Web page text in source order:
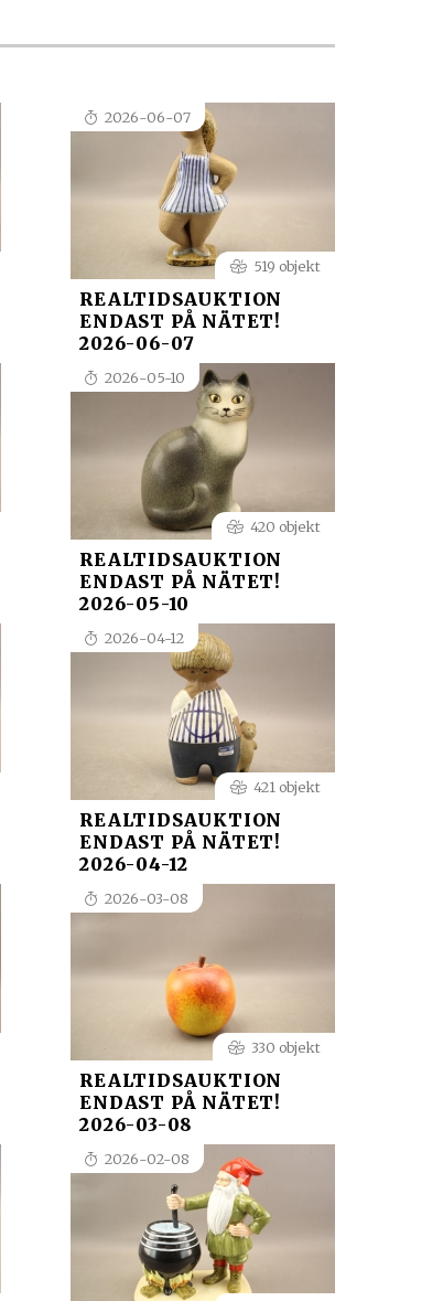
2026-06-07
519 objekt
REALTIDSAUKTION
ENDAST PÅ NÄTET!
2026-06-07
2026-05-10
420 objekt
REALTIDSAUKTION
ENDAST PÅ NÄTET!
2026-05-10
2026-04-12
421 objekt
REALTIDSAUKTION
ENDAST PÅ NÄTET!
2026-04-12
2026-03-08
330 objekt
REALTIDSAUKTION
ENDAST PÅ NÄTET!
2026-03-08
2026-02-08